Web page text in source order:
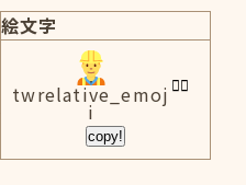
絵文字
twrelative_emoj
i
copy!